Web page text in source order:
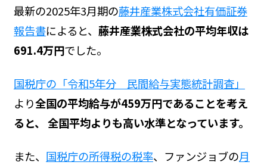
最新の2025年3月期の藤井産業株式会社有価証券
報告書によると、 藤井産業株式会社の平均年収は
691.4万円でした。
国税庁の「令和5年分 民間給与実態統計調査」
より全国の平均給与が459万円であることを考え
ると、 全国平均よりも高い水準となっています。
また、 国税庁の所得税の税率、ファンジョブの月